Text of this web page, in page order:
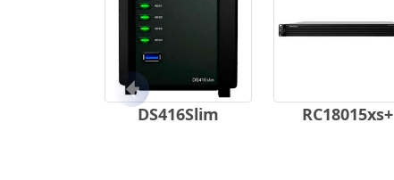
DS416Slim RC18015xs+
Anterior